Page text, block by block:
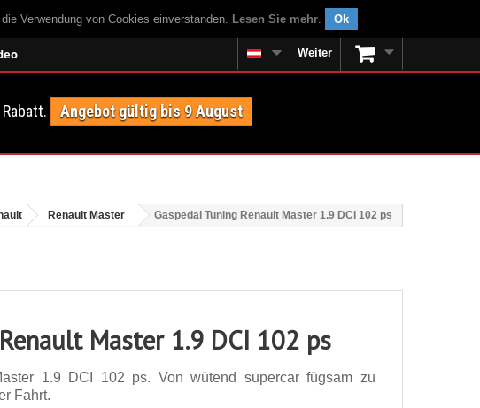
Verwendung von Cookies einverstanden. Lesen Sie mehr. Ok
Weiter
Angebot gültig bis 9 August
Renault Master Gaspedal Tuning Renault Master 1.9 DCI 102 ps
Master 1.9 DCI 102 ps
1.9 DCI 102 ps. Von wütend supercar fügsam zu
Fahrt.